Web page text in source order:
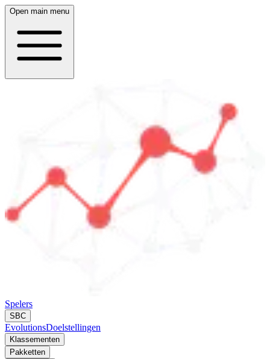
Open main menu
Spelers
SBC
EvolutionsDoelstellingen
Klassementen
Pakketten